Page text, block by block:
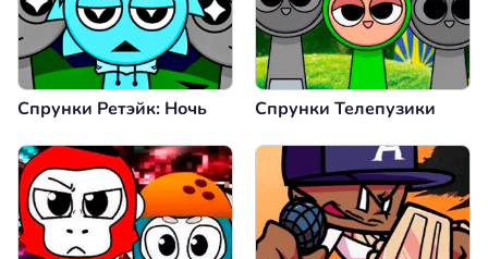
Спрунки Ретэйк: Ночь Спрунки Телепузики